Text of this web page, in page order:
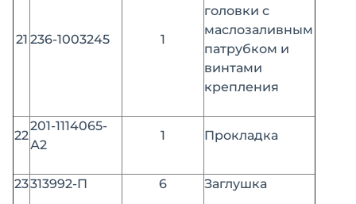
21 236-1003245 1
головки с
маслоза­ливным
патрубком и
винтами
крепления
22
201-1114065-
А2
1 Прокладка
23313992-П 6 Заглушка